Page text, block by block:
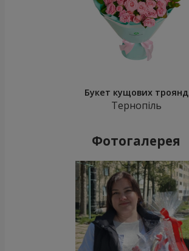
Букет кущових троянд
Тернопіль
Фотогалерея